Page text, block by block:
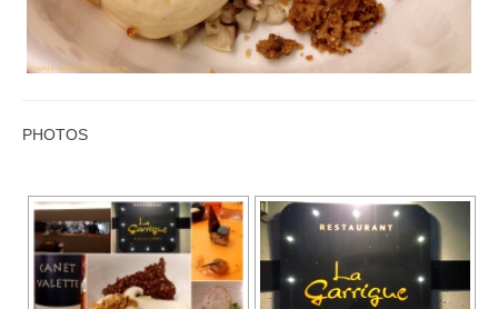
PHOTOS